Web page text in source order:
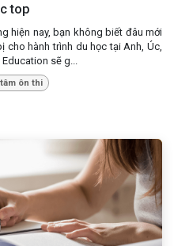
top
hiện nay, bạn không biết đâu mới
cho hành trình du học tại Anh, Úc,
sẽ g...
ôn thi